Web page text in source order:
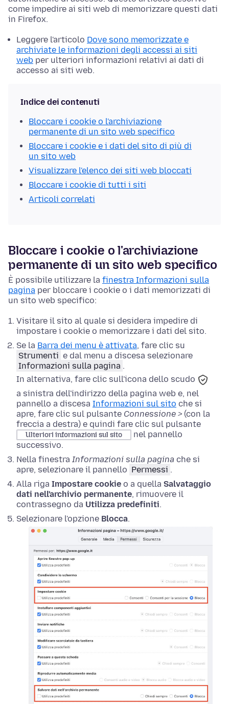
come impedire ai siti web di memorizzare questi dati
in Firefox.
Leggere l'articolo Dove sono memorizzate e
archiviate le informazioni degli accessi ai siti
web per ulteriori informazioni relativi ai dati di
accesso ai siti web.
Indice dei contenuti
Bloccare i cookie o l'archiviazione
permanente di un sito web specifico
Bloccare i cookie e i dati del sito di più di
un sito web
Visualizzare l'elenco dei siti web bloccati
Bloccare i cookie di tutti i siti
Articoli correlati
Bloccare i cookie o l'archiviazione
permanente di un sito web specifico
È possibile utilizzare la finestra Informazioni sulla
pagina per bloccare i cookie o i dati memorizzati di
un sito web specifico:
Visitare il sito al quale si desidera impedire di
impostare i cookie o memorizzare i dati del sito.
Se la Barra dei menu è attivata, fare clic su
Strumenti e dal menu a discesa selezionare
Informazioni sulla pagina .
In alternativa, fare clic sull'icona dello scudo
a sinistra dell'indirizzo della pagina web e, nel
pannello a discesa Informazioni sul sito che si
apre, fare clic sul pulsante Connessione > (con la
freccia a destra) e quindi fare clic sul pulsante
Ulteriori informazioni sul sito
nel pannello
successivo.
Nella finestra Informazioni sulla pagina che si
apre, selezionare il pannello Permessi .
Alla riga Impostare cookie o a quella Salvataggio
dati nell'archivio permanente, rimuovere il
contrassegno da Utilizza predefiniti.
Selezionare l'opzione Blocca.